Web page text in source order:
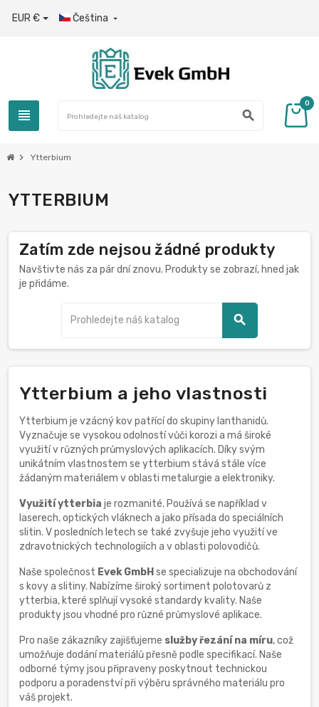
EUR € Čeština 
view_headline search
0
chevron_right Ytterbium
YTTERBIUM
Zatím zde nejsou žádné produkty
Navštivte nás za pár dní znovu. Produkty se zobrazí, hned jak
je přidáme.
search
Ytterbium a jeho vlastnosti
Ytterbium je vzácný kov patřící do skupiny lanthanidů.
Vyznačuje se vysokou odolností vůči korozi a má široké
využití v různých průmyslových aplikacích. Díky svým
unikátním vlastnostem se ytterbium stává stále více
žádaným materiálem v oblasti metalurgie a elektroniky.
Využití ytterbia je rozmanité. Používá se například v
laserech, optických vláknech a jako přísada do speciálních
slitin. V posledních letech se také zvyšuje jeho využití ve
zdravotnických technologiích a v oblasti polovodičů.
Naše společnost Evek GmbH se specializuje na obchodování
s kovy a slitiny. Nabízíme široký sortiment polotovarů z
ytterbia, které splňují vysoké standardy kvality. Naše
produkty jsou vhodné pro různé průmyslové aplikace.
Pro naše zákazníky zajišťujeme služby řezání na míru, což
umožňuje dodání materiálů přesně podle specifikací. Naše
odborné týmy jsou připraveny poskytnout technickou
podporu a poradenství při výběru správného materiálu pro
váš projekt.